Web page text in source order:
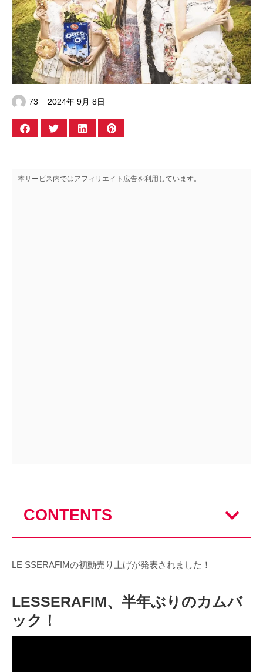
73 2024年 9月 8日
本サービス内ではアフィリエイト広告を利用しています。
CONTENTS
LE SSERAFIMの初動売り上げが発表されました！
LESSERAFIM、半年ぶりのカムバ
ック！